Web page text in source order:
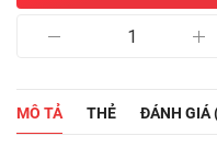
Cisco
E-
2G-
MÔ TẢ THẺ ĐÁNH GIÁ